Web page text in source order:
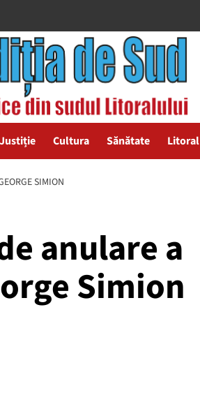
Justiție Cultura Sănătate Litoral
SIMION
anulare a
Simion